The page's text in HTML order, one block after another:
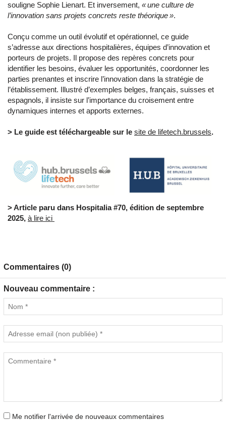
souligne Sophie Lienart. Et inversement, « une culture de
l’innovation sans projets concrets reste théorique ».
Conçu comme un outil évolutif et opérationnel, ce guide
s’adresse aux directions hospitalières, équipes d’innovation et
porteurs de projets. Il propose des repères concrets pour
identifier les besoins, évaluer les opportunités, coordonner les
parties prenantes et inscrire l’innovation dans la stratégie de
l’établissement. Illustré d’exemples belges, français, suisses et
espagnols, il insiste sur l’importance du croisement entre
dynamiques internes et apports externes.
> Le guide est téléchargeable sur le site de lifetech.brussels.
> Article paru dans Hospitalia #70, édition de septembre
2025, à lire ici
Commentaires (0)
Nouveau commentaire :
Me notifier l'arrivée de nouveaux commentaires